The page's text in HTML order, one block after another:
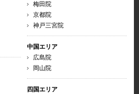
梅田院
京都院
神戸三宮院
中国エリア
広島院
岡山院
四国エリア